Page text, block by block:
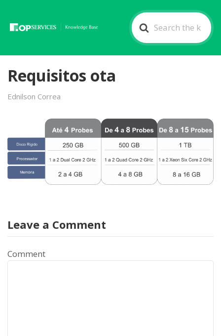
Search
For
Requisitos ota
Ednilson Correa
Leave a Comment
Comment